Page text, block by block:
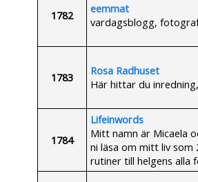
1782
eemmat
vardagsblogg,
1783
Rosa Radhuset
Här hittar du
1784
Lifeinwords
Mitt namn är Micaela
ni läsa om mitt liv som
rutiner till helgens alla